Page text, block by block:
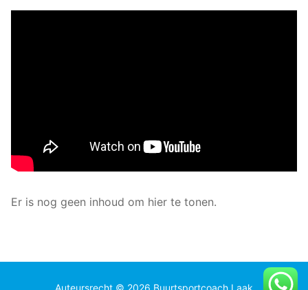
Er is nog geen inhoud om hier te tonen.
Auteursrecht © 2026 Buurtsportcoach Laak